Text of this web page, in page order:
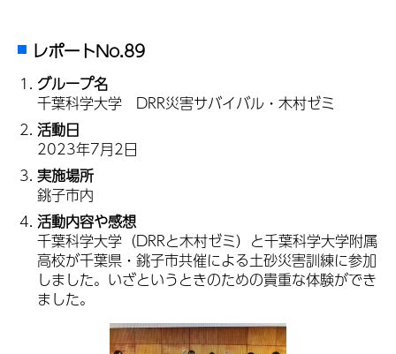
レポートNo.89
グループ名
千葉科学大学 DRR災害サバイバル・木村ゼミ
活動日
2023年7月2日
実施場所
銚子市内
活動内容や感想
千葉科学大学（DRRと木村ゼミ）と千葉科学大学附属
高校が千葉県・銚子市共催による土砂災害訓練に参加
しました。いざというときのための貴重な体験ができ
ました。